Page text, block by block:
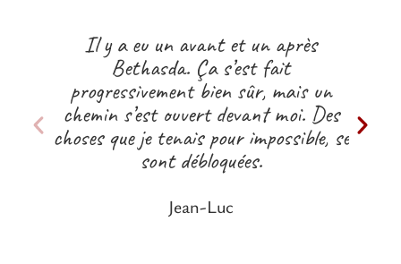
Il y a eu un avant et un après
Bethasda. Ça s’est fait
progressivement bien sûr, mais un
chemin s’est ouvert devant moi. Des
choses que je tenais pour impossible, se
sont débloquées.
Jean-Luc